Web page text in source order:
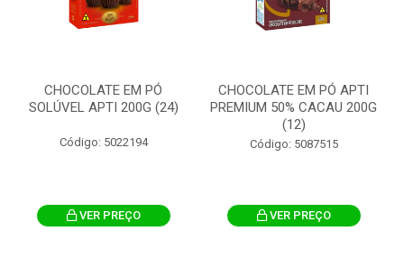
CHOCOLATE EM PÓ
SOLÚVEL APTI 200G (24)
Código: 5022194
VER PREÇO
CHOCOLATE EM PÓ APTI
PREMIUM 50% CACAU 200G
(12)
Código: 5087515
VER PREÇO